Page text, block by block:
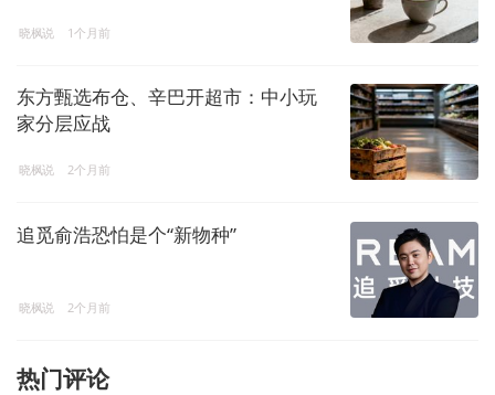
晓枫说 1个月前
东方甄选布仓、辛巴开超市：中小玩
家分层应战
晓枫说 2个月前
追觅俞浩恐怕是个“新物种”
晓枫说 2个月前
热门评论